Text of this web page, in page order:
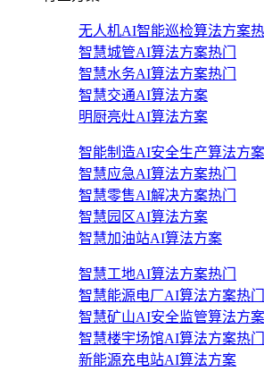
无人机AI智能巡检算法方案热
智慧城管AI算法方案热门
智慧水务AI算法方案热门
智慧交通AI算法方案
明厨亮灶AI算法方案
智能制造AI安全生产算法方案
智慧应急AI算法方案热门
智慧零售AI解决方案热门
智慧园区AI算法方案
智慧加油站AI算法方案
智慧工地AI算法方案热门
智慧能源电厂AI算法方案热门
智慧矿山AI安全监管算法方案
智慧楼宇场馆AI算法方案热门
新能源充电站AI算法方案